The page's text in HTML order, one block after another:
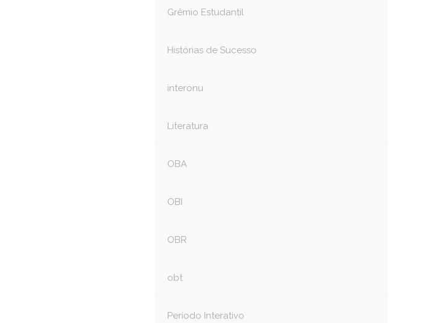
Grêmio Estudantil
Histórias de Sucesso
interonu
Literatura
OBA
OBI
OBR
obt
Período Interativo